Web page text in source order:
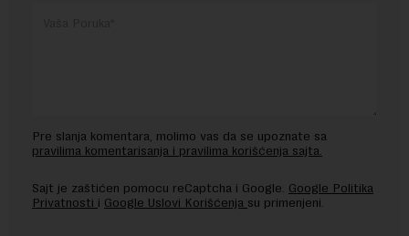
Pre slanja komentara, molimo vas da se upoznate sa
pravilima komentarisanja i pravilima korišćenja sajta.
Sajt je zaštićen pomocu reCaptcha i Google. Google Politika
Privatnosti i Google Uslovi Korišćenja su primenjeni.